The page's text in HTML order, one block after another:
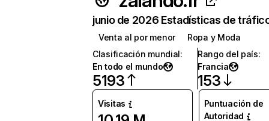
junio de 2026 Estadísticas de
Venta al por menor
Ropa y Moda
Clasificación mundial:
En todo el mundo
5193
Rango del país:
Francia
153
Visitas
Puntuación de
Autoridad